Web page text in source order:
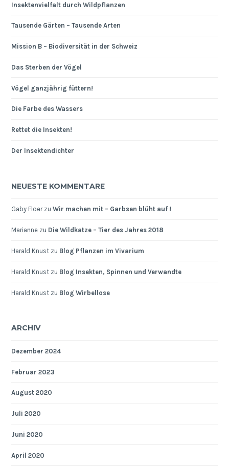
Insektenvielfalt durch Wildpflanzen
Tausende Gärten – Tausende Arten
Mission B – Biodiversität in der Schweiz
Das Sterben der Vögel
Vögel ganzjährig füttern!
Die Farbe des Wassers
Rettet die Insekten!
Der Insektendichter
NEUESTE KOMMENTARE
Gaby FloerzuWir machen mit – Garbsen blüht auf !
Marianne zu Die Wildkatze – Tier des Jahres 2018
Harald Knust zu Blog Pflanzen im Vivarium
Harald Knust zu Blog Insekten, Spinnen und Verwandte
Harald Knust zu Blog Wirbellose
ARCHIV
Dezember 2024
Februar 2023
August 2020
Juli 2020
Juni 2020
April 2020